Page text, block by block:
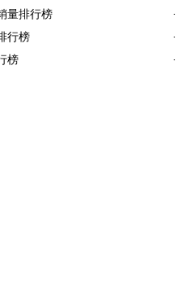
量排行榜 ·
行榜 ·
榜 ·